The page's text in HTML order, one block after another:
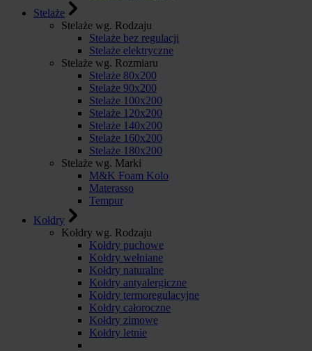
Stelaże
Stelaże wg. Rodzaju
Stelaże bez regulacji
Stelaże elektryczne
Stelaże wg. Rozmiaru
Stelaże 80x200
Stelaże 90x200
Stelaże 100x200
Stelaże 120x200
Stelaże 140x200
Stelaże 160x200
Stelaże 180x200
Stelaże wg. Marki
M&K Foam Kolo
Materasso
Tempur
Kołdry
Kołdry wg. Rodzaju
Kołdry puchowe
Kołdry wełniane
Kołdry naturalne
Kołdry antyalergiczne
Kołdry termoregulacyjne
Kołdry całoroczne
Kołdry zimowe
Kołdry letnie